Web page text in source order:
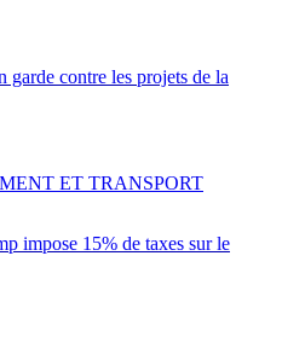
garde contre les projets de la
impose 15% de taxes sur le
ET TRANSPORT